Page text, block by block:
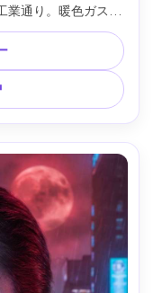
業通り。暖色ガス灯
、50mm f/1.4、
シックムード。自
高解像度、シャー
--ar 4:5